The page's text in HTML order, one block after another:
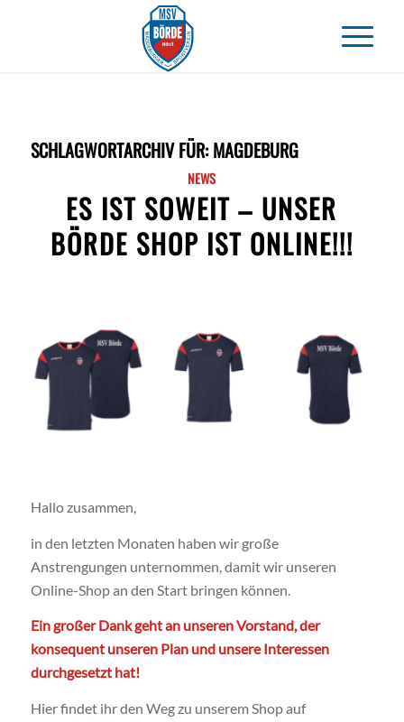
SCHLAGWORTARCHIV FÜR:MAGDEBURG
NEWS
ES IST SOWEIT – UNSER
BÖRDE SHOP IST ONLINE!!!
Hallo zusammen,
in den letzten Monaten haben wir große
Anstrengungen unternommen, damit wir unseren
Online-Shop an den Start bringen können.
Ein großer Dank geht an unseren Vorstand, der
konsequent unseren Plan und unsere Interessen
durchgesetzt hat!
Hier findet ihr den Weg zu unserem Shop auf